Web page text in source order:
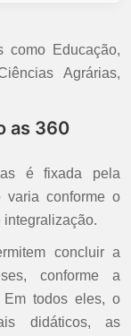
como Educação,
Agrárias,
as 360
é fixada pela
varia conforme o
integralização.
concluir a
conforme a
Em todos eles, o
didáticos, as